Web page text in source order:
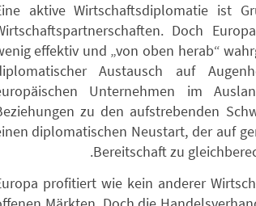
aktive Wirtschaftsdiplomatie ist
Doch
effektiv und „von oben herab“
Austausch auf
Unternehmen im
zu den aufstrebenden
diplomatischen Neustart, der auf
Bereitschaft zu
profitiert wie kein anderer